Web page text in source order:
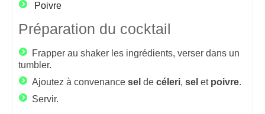
Poivre
Préparation du cocktail
Frapper au shaker les ingrédients, verser dans un
tumbler.
Ajoutez à convenance sel de céleri, sel et poivre.
Servir.